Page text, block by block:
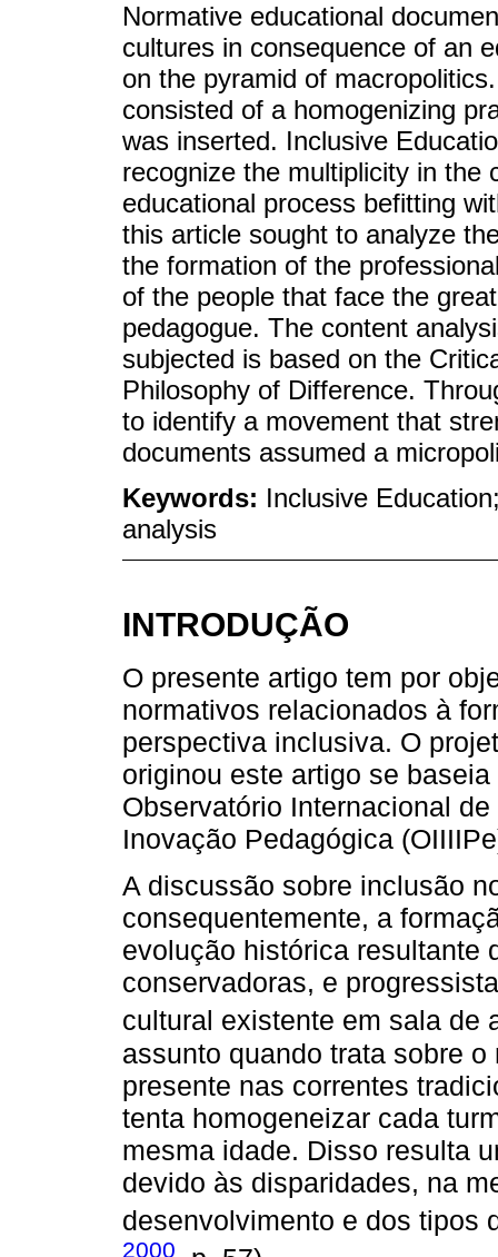
Normative educational
cultures in consequence of an
on the pyramid of
consisted of a homogenizing
was inserted. Inclusive
recognize the multiplicity in the
educational process befitting
this article sought to analyze
the formation of the
of the people that face the
pedagogue. The content
subjected is based on the
Philosophy of Difference.
to identify a movement that
documents assumed a
Keywords: Inclusive
analysis
INTRODUÇÃO
O presente artigo tem por
normativos relacionados à
perspectiva inclusiva. O
originou este artigo se
Observatório Internacional
Inovação Pedagógica
A discussão sobre inclusão
consequentemente, a
evolução histórica resultante
conservadoras, e
cultural existente em sala de
assunto quando trata sobre
presente nas correntes
tenta homogeneizar cada
mesma idade. Disso resulta
devido às disparidades, na
desenvolvimento e dos tipos
2000